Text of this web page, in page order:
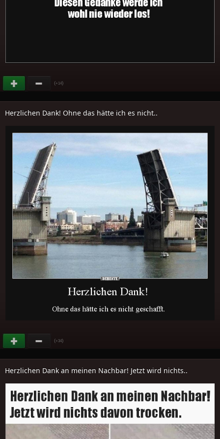
(+14)
Herzlichen Dank! Ohne das hätte ich es nicht..
(+34)
Herzlichen Dank an meinen Nachbar! Jetzt wird nichts..